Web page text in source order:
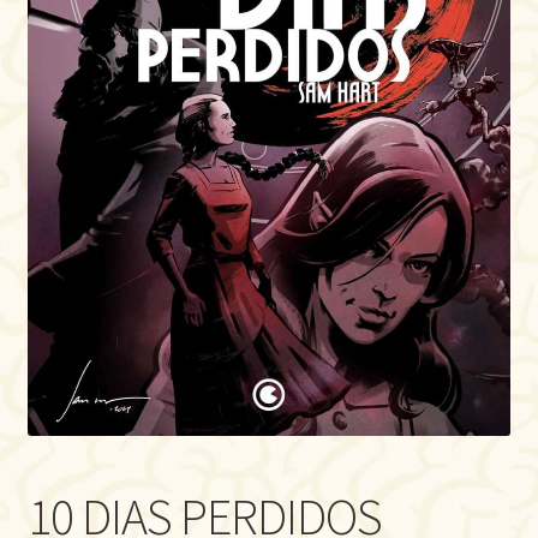
10 DIAS PERDIDOS